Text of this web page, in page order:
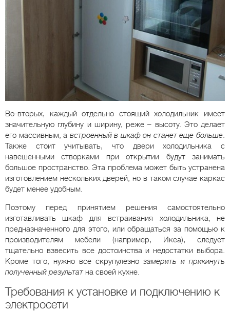
Во-вторых, каждый отдельно стоящий холодильник имеет
значительную глубину и ширину, реже – высоту. Это делает
его массивным, а встроенный в шкаф он станет еще больше.
Также стоит учитывать, что двери холодильника с
навешенными створками при открытии будут занимать
большое пространство. Эта проблема может быть устранена
изготовлением нескольких дверей, но в таком случае каркас
будет менее удобным.
Поэтому перед принятием решения самостоятельно
изготавливать шкаф для встраивания холодильника, не
предназначенного для этого, или обращаться за помощью к
производителям мебели (например, Икеа), следует
тщательно взвесить все достоинства и недостатки выбора.
Кроме того, нужно все скрупулезно замерить и прикинуть
полученный результатна своей кухне.
Требования к установке и подключению к
электросети